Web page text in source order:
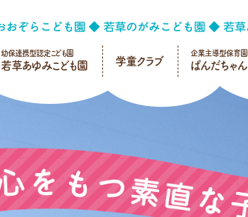
幼保連携型認定こども園
若草あゆみこども園 学童クラブ
企業主導型保育園
ぱんだちゃん